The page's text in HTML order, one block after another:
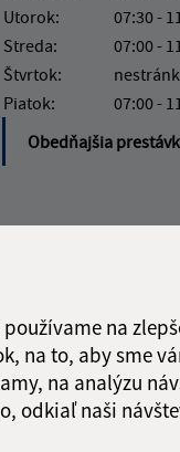
na
na to, aby sme
na analýzu
odkiaľ naši
Utorok:
07:30 -
Streda:
07:00 -
Štvrtok:
Piatok:
07:00 -
Obedňajšia